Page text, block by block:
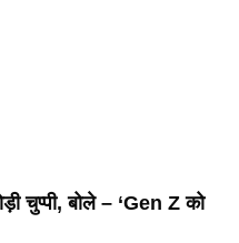
चुप्पी, बोले – ‘Gen Z को